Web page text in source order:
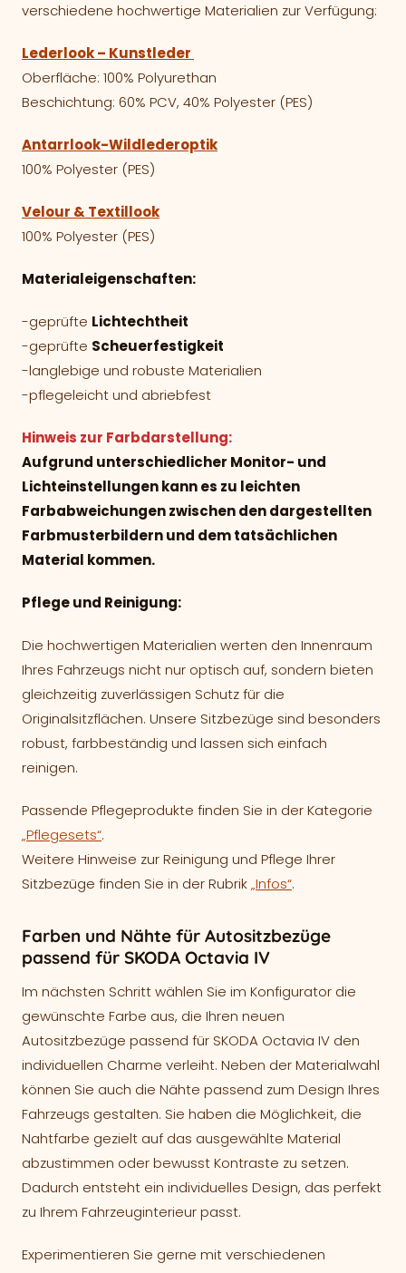
verschiedene hochwertige Materialien zur Verfügung:
Lederlook – Kunstleder
Oberfläche: 100% Polyurethan
Beschichtung: 60% PCV, 40% Polyester (PES)
Antarrlook-Wildlederoptik
100% Polyester (PES)
Velour & Textillook
100% Polyester (PES)
Materialeigenschaften:
-geprüfte Lichtechtheit
-geprüfte Scheuerfestigkeit
-langlebige und robuste Materialien
-pflegeleicht und abriebfest
Hinweis zur Farbdarstellung:
Aufgrund unterschiedlicher Monitor- und
Lichteinstellungen kann es zu leichten
Farbabweichungen zwischen den dargestellten
Farbmusterbildern und dem tatsächlichen
Material kommen.
Pflege und Reinigung:
Die hochwertigen Materialien werten den Innenraum
Ihres Fahrzeugs nicht nur optisch auf, sondern bieten
gleichzeitig zuverlässigen Schutz für die
Originalsitzflächen. Unsere Sitzbezüge sind besonders
robust, farbbeständig und lassen sich einfach
reinigen.
Passende Pflegeprodukte finden Sie in der Kategorie
„Pflegesets“.
Weitere Hinweise zur Reinigung und Pflege Ihrer
Sitzbezüge finden Sie in der Rubrik„Infos“.
Farben und Nähte für Autositzbezüge
passend für SKODA Octavia IV
Im nächsten Schritt wählen Sie im Konfigurator die
gewünschte Farbe aus, die Ihren neuen
Autositzbezüge passend für SKODA Octavia IV den
individuellen Charme verleiht. Neben der Materialwahl
können Sie auch die Nähte passend zum Design Ihres
Fahrzeugs gestalten. Sie haben die Möglichkeit, die
Nahtfarbe gezielt auf das ausgewählte Material
abzustimmen oder bewusst Kontraste zu setzen.
Dadurch entsteht ein individuelles Design, das perfekt
zu Ihrem Fahrzeuginterieur passt.
Experimentieren Sie gerne mit verschiedenen